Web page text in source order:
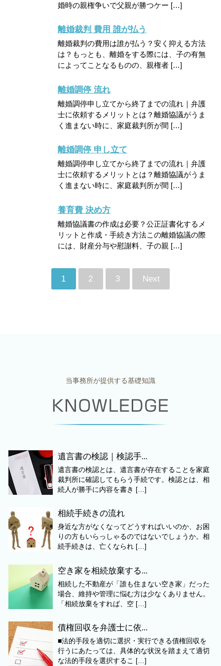
婚時の親権争いで父親が勝つケー […]
離婚裁判 費用 誰が払う
離婚裁判の費用は誰が払う？安く抑える方法
は？もっとも、離婚をする際には、子の有無
によってことなるものの、親権者 […]
離婚調停 流れ
離婚調停申し立てから終了までの流れ｜弁護
士に依頼するメリットとは？離婚協議がうま
く進まない時に、家庭裁判所が間 […]
離婚調停 申し立て
離婚調停申し立てから終了までの流れ｜弁護
士に依頼するメリットとは？離婚協議がうま
く進まない時に、家庭裁判所が間 […]
養育費 決め方
離婚協議書の作成は必要？公正証書化するメ
リットと作成・手続き方法この離婚協議の際
には、財産分与や慰謝料、子の親 […]
1 2 3 Next
当事務所が提供する基礎知識
遺言書の検認｜検認手...
遺言書の検認とは、遺言書が存在することを家庭
裁判所に確認してもらう手続です。検認とは、相
続人が勝手に内容を書き […]
相続手続きの流れ
身近な方がなくなってどうすればいいのか、お困
りの方もいらっしゃるのではないでしょうか。相
続手続きは、亡くなられ […]
空き家を相続放棄する...
相続した不動産が「誰も住まない空き家」だった
場合、維持や管理に悩む方は少なくありません。
「相続放棄をすれば、空 […]
債権回収を弁護士に依...
■法的手段を適切に選択・実行できる債権回収を
行うにあたっては、具体的な状況を踏まえて適切
な法的手段を選択するこ […]